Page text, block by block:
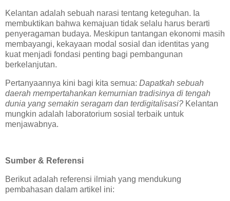
Kelantan adalah sebuah narasi tentang keteguhan. Ia
membuktikan bahwa kemajuan tidak selalu harus berarti
penyeragaman budaya. Meskipun tantangan ekonomi masih
membayangi, kekayaan modal sosial dan identitas yang
kuat menjadi fondasi penting bagi pembangunan
berkelanjutan.
Pertanyaannya kini bagi kita semua: Dapatkah sebuah
daerah mempertahankan kemurnian tradisinya di tengah
dunia yang semakin seragam dan terdigitalisasi? Kelantan
mungkin adalah laboratorium sosial terbaik untuk
menjawabnya.
Sumber & Referensi
Berikut adalah referensi ilmiah yang mendukung
pembahasan dalam artikel ini: